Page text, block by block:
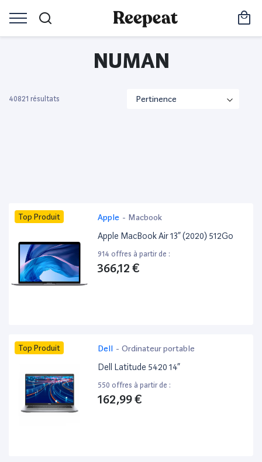
NUMAN
40821 résultats
Top Produit Apple - Macbook
Apple MacBook Air 13” (2020) 512Go
914 offres à partir de :
366,12 €
Top Produit Dell - Ordinateur portable
Dell Latitude 5420 14”
550 offres à partir de :
162,99 €